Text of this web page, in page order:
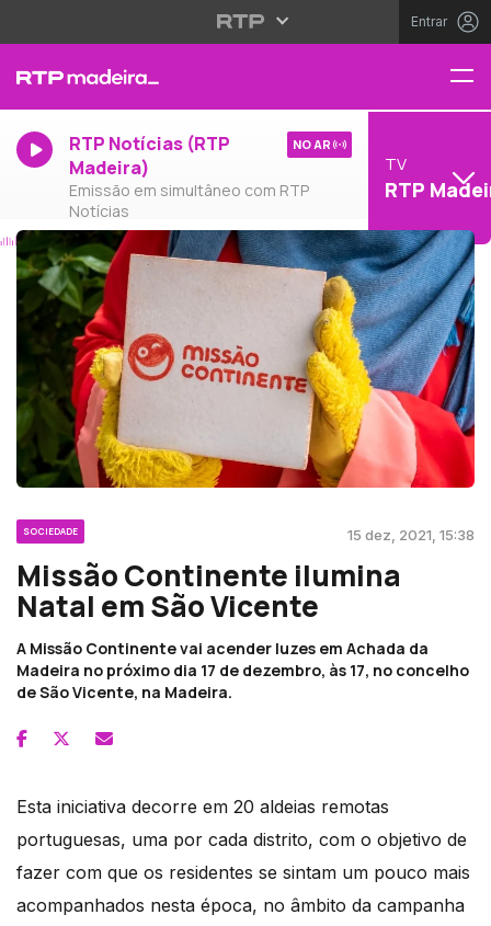
Entrar
RTP Notícias (RTP
Madeira)
Emissão em simultâneo com RTP
Notícias
NO AR
TV
RTP
SOCIEDADE 15 dez, 2021, 15:38
Missão Continente ilumina
Natal em São Vicente
A Missão Continente vai acender luzes em Achada da
Madeira no próximo dia 17 de dezembro, às 17, no concelho
de São Vicente, na Madeira.
Esta iniciativa decorre em 20 aldeias remotas
portuguesas, uma por cada distrito, com o objetivo de
fazer com que os residentes se sintam um pouco mais
acompanhados nesta época, no âmbito da campanha